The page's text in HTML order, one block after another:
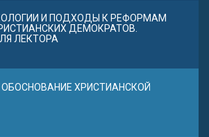
И ПОДХОДЫ К РЕФОРМАМ
ДЕМОКРАТОВ.
ЛЕКТОРА
ХРИСТИАНСКОЙ